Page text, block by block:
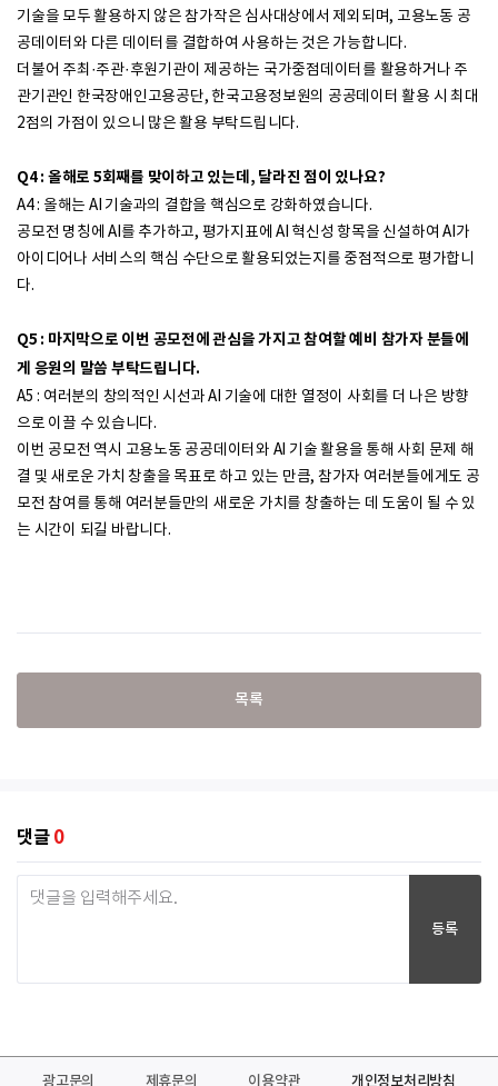
기술을 모두 활용하지 않은 참가작은 심사대상에서 제외되며, 고용노동 공
공데이터와 다른 데이터를 결합하여 사용하는 것은 가능합니다.
더불어 주최·주관·후원기관이 제공하는 국가중점데이터를 활용하거나 주
관기관인 한국장애인고용공단, 한국고용정보원의 공공데이터 활용 시 최대
2점의 가점이 있으니 많은 활용 부탁드립니다.
Q4 : 올해로 5회째를 맞이하고 있는데, 달라진 점이 있나요?
A4 : 올해는 AI 기술과의 결합을 핵심으로 강화하였습니다.
공모전 명칭에 AI를 추가하고, 평가지표에 AI 혁신성 항목을 신설하여 AI가
아이디어나 서비스의 핵심 수단으로 활용되었는지를 중점적으로 평가합니
다.
Q5 : 마지막으로 이번 공모전에 관심을 가지고 참여할 예비 참가자 분들에
게 응원의 말씀 부탁드립니다.
A5 : 여러분의 창의적인 시선과 AI 기술에 대한 열정이 사회를 더 나은 방향
으로 이끌 수 있습니다.
이번 공모전 역시 고용노동 공공데이터와 AI 기술 활용을 통해 사회 문제 해
결 및 새로운 가치 창출을 목표로 하고 있는 만큼, 참가자 여러분들에게도 공
모전 참여를 통해 여러분들만의 새로운 가치를 창출하는 데 도움이 될 수 있
는 시간이 되길 바랍니다.
목록
댓글 0
등록
광고문의 제휴문의 이용약관 개인정보처리방침